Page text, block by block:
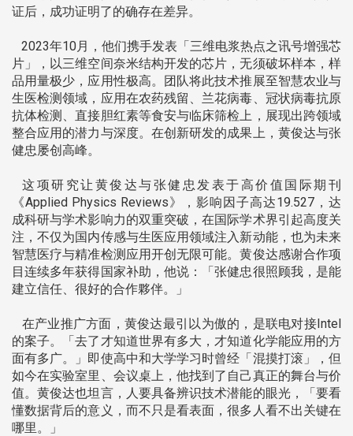
证后，成功证明了的确存在差异。
2023年10月，他们携手发表「三维电浆热点之讯号增强芯
片」，以三维空间奈米结构开发的芯片，无须破坏样本，样
品用量极少，应用性极高。团队将此技术推展至智慧农业与
生医检测领域，应用在农药残留、兰花病毒、冠状病毒抗原
抗体检测、直接胆红素等食安与临床筛检上，展现出跨领域
整合应用的潜力与深度。在创新研发的成果上，黄俊达与张
健忠屡创高峰。
这项研究让黄俊达与张健忠发表于高价值国际期刊
《Applied Physics Reviews》，影响因子高达19.527，达
成科研与学术影响力的双重突破，在国际学术界引起高度关
注，不仅为国内传感与生医应用领域注入新动能，也为未来
智慧医疗与精准检测应用开创无限可能。黄俊达感谢合作项
目连续多年获得国家补助，他说：「张健忠很照顾我，是能
建立信任、很好的合作夥伴。」
在产业推广方面，黄俊达最引以为傲的，是联电对接Intel
的案子。「去了才知道世界有多大，才知道化学能应用的方
面有多广。」即使高中和大学学习时曾经「混摸打滚」，但
如今在实验室里、会议桌上，他找到了自己真正的舞台与价
值。黄俊达也坦言，人要具备辨识技术潜能的眼光，「要看
懂数据背后的意义，而不只是看表面，很多人看不出关键在
哪里。」